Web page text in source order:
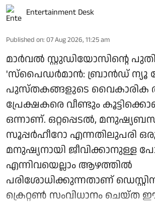
Entertainment Desk
Published on: 07 Aug 2026, 11:25 am
മാർവൽ സ്റ്റുഡിയോസിന്റെ
'സ്പൈഡർമാൻ: ബ്രാൻഡ് ന്യൂ
പുസ്തകങ്ങളുടെ വൈകാരിക
പ്രേക്ഷകരെ വീണ്ടും
ഒന്നാണ്. ഒറ്റപ്പെടൽ,
സൂപ്പർഹീറോ എന്നതിലുപരി
മനുഷ്യനായി ജീവിക്കാനുള്ള
എന്നിവയെല്ലാം ആഴത്തിൽ
പരിശോധിക്കുന്നതാണ്
ക്രെറ്റൺ സംവിധാനം ചെയ്ത ഈ